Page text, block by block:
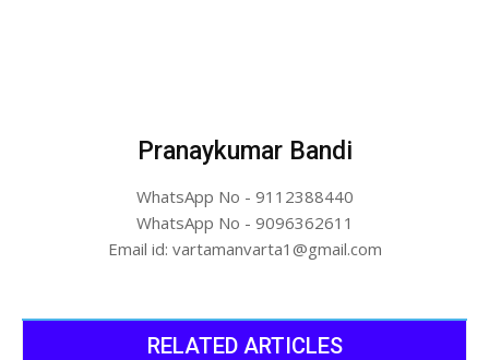
Pranaykumar Bandi
WhatsApp No - 9112388440
WhatsApp No - 9096362611
Email id: vartamanvarta1@gmail.com
RELATED ARTICLES